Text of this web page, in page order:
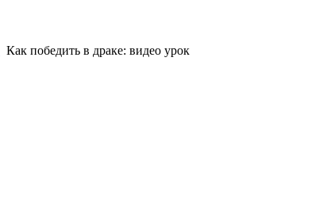
Как победить в драке: видео урок